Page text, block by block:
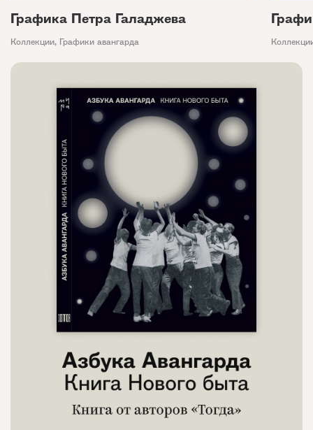
Графика Петра Галаджева
Коллекции, Графики авангарда